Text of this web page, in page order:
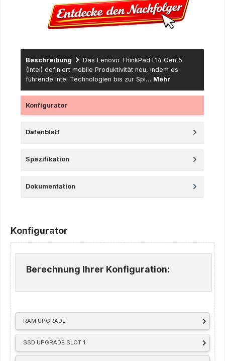
Beschreibung
Das Lenovo ThinkPad L14 Gen 5
(Intel) definiert mobile Produktivität neu, indem es
führende Intel Technologien bis zur Spi… Mehr
Konfigurator
Datenblatt
Spezifikation
Dokumentation
Konfigurator
RAM UPGRADE
SSD UPGRADE SLOT 1
Berechnung Ihrer Konfiguration: